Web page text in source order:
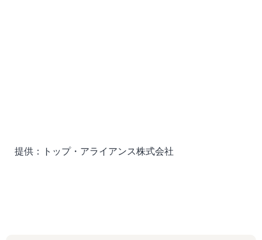
提供：トップ・アライアンス株式会社